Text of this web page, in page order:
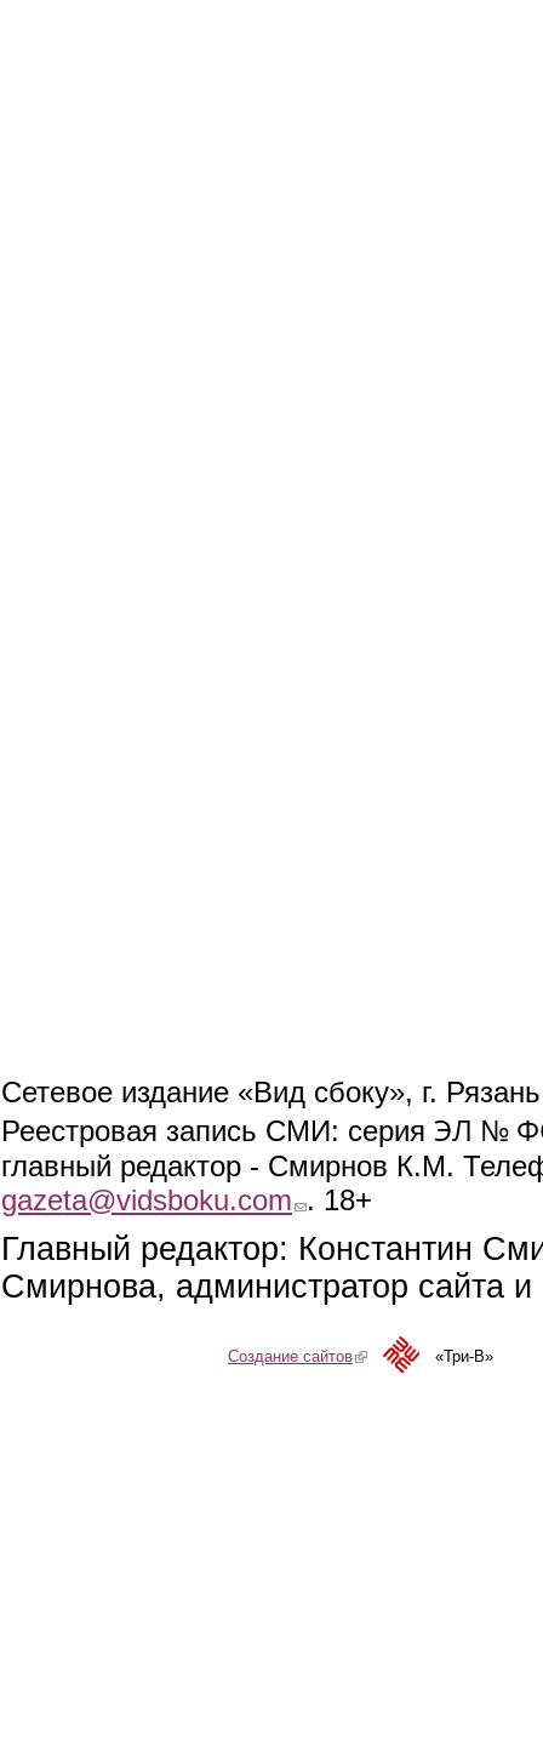
Сетевое издание «Вид сбоку», г.
Реестровая запись СМИ: серия ЭЛ №
главный редактор - Смирнов К.М.
gazeta@vidsboku.com (link sends e-mail)
. 18+
Главный редактор: Константин
Смирнова, администратор сайта
Создание сайтов(link is external)«Три-В»